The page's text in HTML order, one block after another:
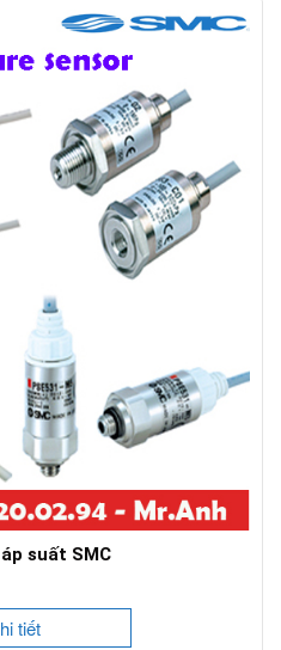
suất SMC
tiết